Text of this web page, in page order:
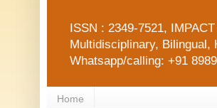
ISSN : 2349-7521,
Multidisciplinary, Bilingual,
Whatsapp/calling: +91
Home